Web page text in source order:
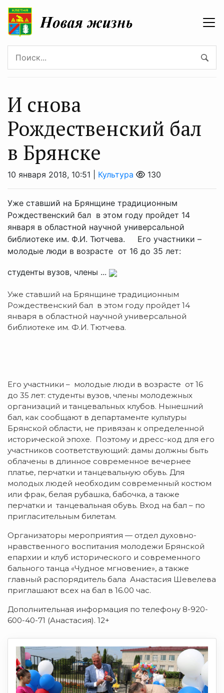
И снова
Рождественский бал
в Брянске
10 января 2018, 10:51 | Культура 130
Уже ставший на Брянщине традиционным
Рождественский бал в этом году пройдет 14
января в областной научной универсальной
библиотеке им. Ф.И. Тютчева. Его участники –
молодые люди в возрасте от 16 до 35 лет:
студенты вузов, члены ...
Уже ставший на Брянщине традиционным
Рождественский бал в этом году пройдет 14
января в областной научной универсальной
библиотеке им. Ф.И. Тютчева.
Его участники – молодые люди в возрасте от 16
до 35 лет: студенты вузов, члены молодежных
организаций и танцевальных клубов. Нынешний
бал, как сообщают в департаменте культуры
Брянской области, не привязан к определенной
исторической эпохе. Поэтому и дресс-код для его
участников соответствующий: дамы должны быть
облачены в длинное современное вечернее
платье, перчатки и танцевальную обувь. Для
молодых людей необходим современный костюм
или фрак, белая рубашка, бабочка, а также
перчатки и танцевальная обувь. Вход на бал – по
пригласительным билетам.
Организаторы мероприятия — отдел духовно-
нравственного воспитания молодежи Брянской
епархии и клуб исторического и современного
бального танца «Чудное мгновение», а также
главный распорядитель бала Анастасия Шевелева
приглашают всех на бал в 16.00 час.
Дополнительная информация по телефону 8-920-
600-40-71 (Анастасия). 12+